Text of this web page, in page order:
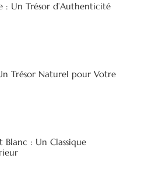
: Un Trésor d’Authenticité
Trésor Naturel pour Votre
: Un Classique